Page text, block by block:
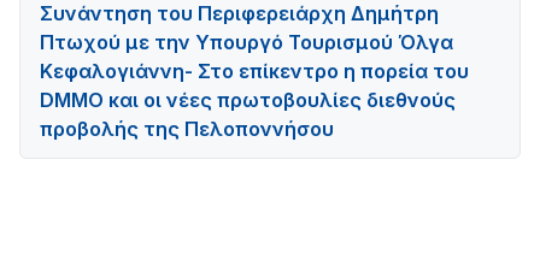
Συνάντηση του Περιφερειάρχη Δημήτρη
Πτωχού με την Υπουργό Τουρισμού Όλγα
Κεφαλογιάννη- Στο επίκεντρο η πορεία του
DMMO και οι νέες πρωτοβουλίες διεθνούς
προβολής της Πελοποννήσου